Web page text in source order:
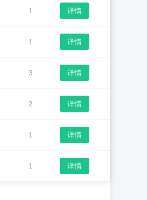
1 详情
1 详情
3 详情
2 详情
1 详情
1 详情